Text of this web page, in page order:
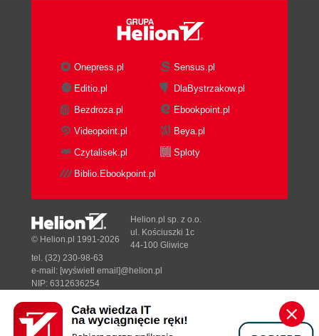
Onepress.pl
Sensus.pl
Editio.pl
DlaBystrzakow.pl
Bezdroza.pl
Ebookpoint.pl
Videopoint.pl
Beya.pl
Czytalisek.pl
Sploty
Biblio.Ebookpoint.pl
Designed with ♥ byTonik.pl
© Helion.pl 1991-2026
Helion.pl sp. z o.o.
ul. Kościuszki 1c
44-100 Gliwice
tel. (32) 230-98-63
e-mail: [wyświetl email]@helion.pl
NIP: 6312636254